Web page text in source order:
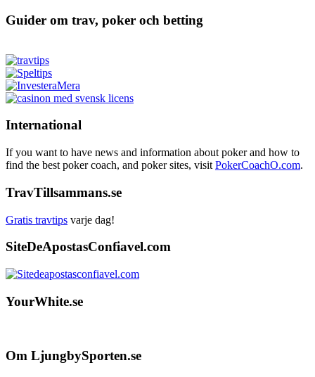
Guider om trav, poker och betting
International
If you want to have news and information about poker and how to
find the best poker coach, and poker sites, visit PokerCoachO.com.
TravTillsammans.se
Gratis travtips varje dag!
SiteDeApostasConfiavel.com
YourWhite.se
Footer
Om LjungbySporten.se